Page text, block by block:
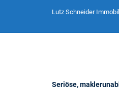
Lutz Schneider
Seriöse,